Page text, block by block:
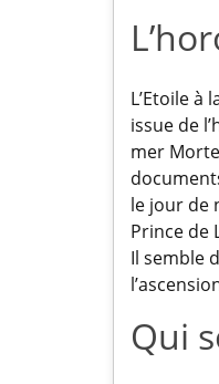
L’Etoile
issue de
mer
le jour de
Prince de
Il semble
Qui